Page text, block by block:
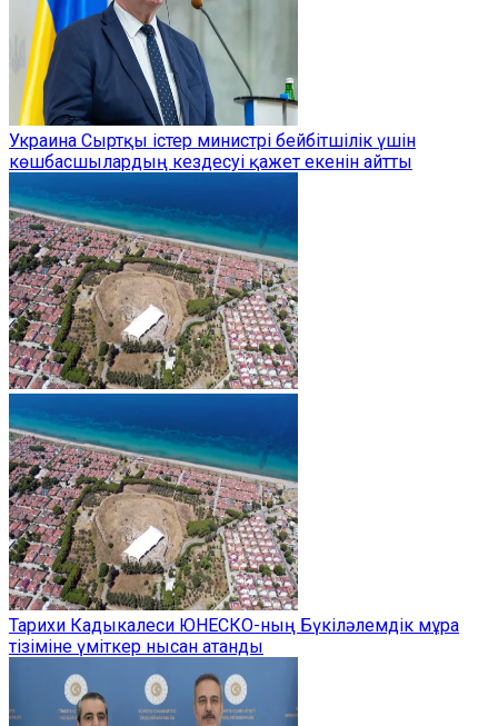
Украина Сыртқы істер министрі бейбітшілік үшін
көшбасшылардың кездесуі қажет екенін айтты
Тарихи Кадыкалеси ЮНЕСКО-ның Бүкіләлемдік мұра
тізіміне үміткер нысан атанды